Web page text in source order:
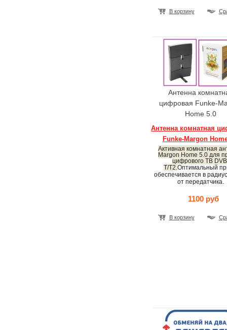
В корзину
Антенна
цифровая Funke-
Home 5.0
Антенна комнатная
Funke-Margon
Активная комнатная
Margon Home 5.0 для
цифрового ТВ
T/T2.Оптимальный
обеспечивается в
от передатчика.
1100 руб
В корзину